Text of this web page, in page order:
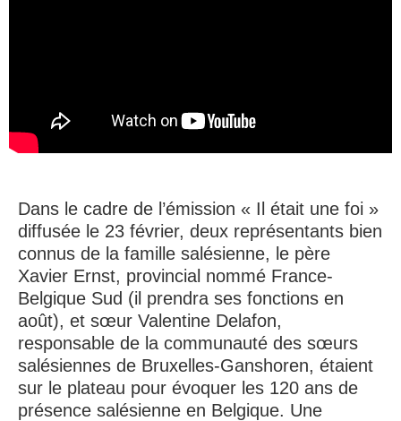
Dans le cadre de l’émission « Il était une foi »
diffusée le 23 février, deux représentants bien
connus de la famille salésienne, le père
Xavier Ernst, provincial nommé France-
Belgique Sud (il prendra ses fonctions en
août), et sœur Valentine Delafon,
responsable de la communauté des sœurs
salésiennes de Bruxelles-Ganshoren, étaient
sur le plateau pour évoquer les 120 ans de
présence salésienne en Belgique. Une